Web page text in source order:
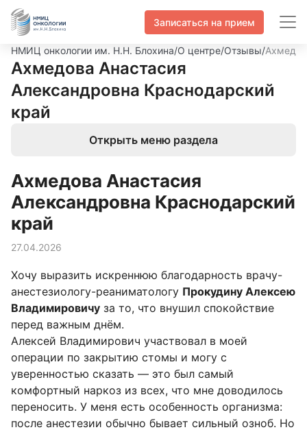
Записаться на прием
НМИЦ онкологии им. Н.Н. Блохина/О центре/Отзывы/
Ахмедова Анастасия
Александровна Краснодарский
край
Открыть меню раздела
Ахмедова Анастасия
Александровна Краснодарский
край
27.04.2026
Хочу выразить искреннюю благодарность врачу-
анестезиологу-реаниматологу Прокудину Алексею
Владимировичу за то, что внушил спокойствие
перед важным днём.
Алексей Владимирович участвовал в моей
операции по закрытию стомы и могу с
уверенностью сказать — это был самый
комфортный наркоз из всех, что мне доводилось
переносить. У меня есть особенность организма:
после анестезии обычно бывает сильный озноб. Но